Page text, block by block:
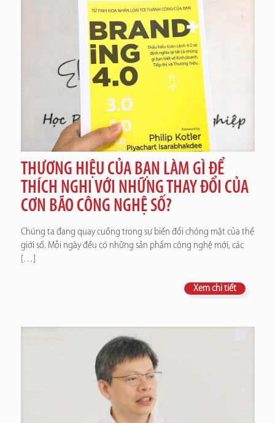
THƯƠNG HIỆU CỦA BẠN LÀM GÌ ĐỂ
THÍCH NGHI VỚI NHỮNG THAY ĐỔI CỦA
CƠN BÃO CÔNG NGHỆ SỐ?
Chúng ta đang quay cuồng trong sự biến đổi chóng mặt của thế
giới số. Mỗi ngày đều có những sản phẩm công nghệ mới, các
[…]
Xem chi tiết